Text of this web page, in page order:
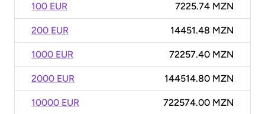
100 EUR 7225.74 MZN
200 EUR 14451.48 MZN
1000 EUR 72257.40 MZN
2000 EUR 144514.80 MZN
10000 EUR 722574.00 MZN